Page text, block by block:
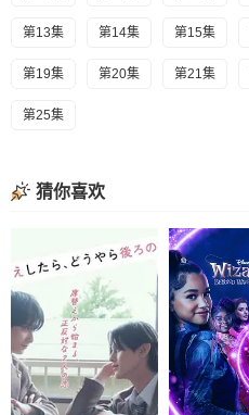
第13集 第14集 第15集
第19集 第20集 第21集
第25集
猜你喜欢